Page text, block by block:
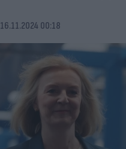
16.11.2024 00:18